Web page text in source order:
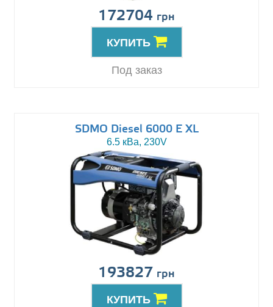
172704 грн
КУПИТЬ
Под заказ
SDMO Diesel 6000 E XL
6.5 кВа, 230V
193827 грн
КУПИТЬ